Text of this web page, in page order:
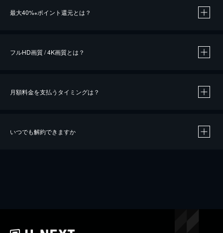
最大40%※ポイント還元とは？
※40％ポイント還元の対象は、クレジットカード決済による作品の購入 / レンタルです。
iOSアプリのUコイン決済による作品の購入 / レンタルは、20％のポイント還元です。
フルHD画質 / 4K画質とは？
月額料金を支払うタイミングは？
いつでも解約できますか